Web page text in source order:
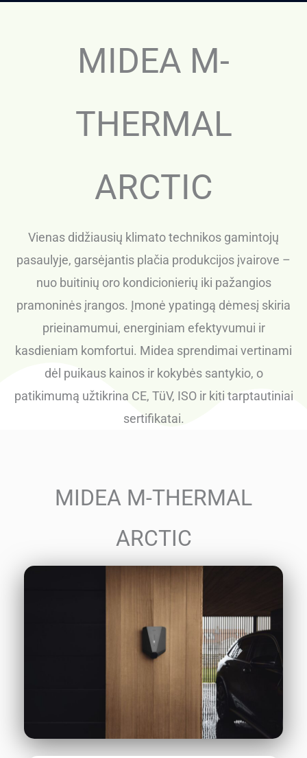
MIDEA M-
THERMAL
ARCTIC
Vienas didžiausių klimato technikos gamintojų
pasaulyje, garsėjantis plačia produkcijos įvairove –
nuo buitinių oro kondicionierių iki pažangios
pramoninės įrangos. Įmonė ypatingą dėmesį skiria
prieinamumui, energiniam efektyvumui ir
kasdieniam komfortui. Midea sprendimai vertinami
dėl puikaus kainos ir kokybės santykio, o
patikimumą užtikrina CE, TüV, ISO ir kiti tarptautiniai
sertifikatai.
MIDEA M-THERMAL
ARCTIC